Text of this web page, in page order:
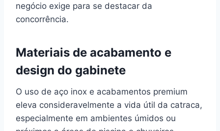
negócio exige para se destacar da
concorrência.
Materiais de acabamento e
design do gabinete
O uso de aço inox e acabamentos premium
eleva consideravelmente a vida útil da catraca,
especialmente em ambientes úmidos ou